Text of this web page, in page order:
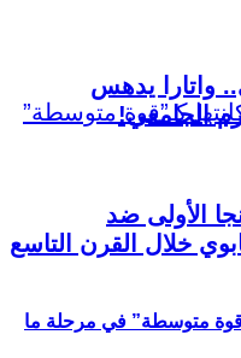
متوسطة” في مرحلة ما
واتارا يدهس
الجامعي!
الأولى ضد
خلال القرن التاسع